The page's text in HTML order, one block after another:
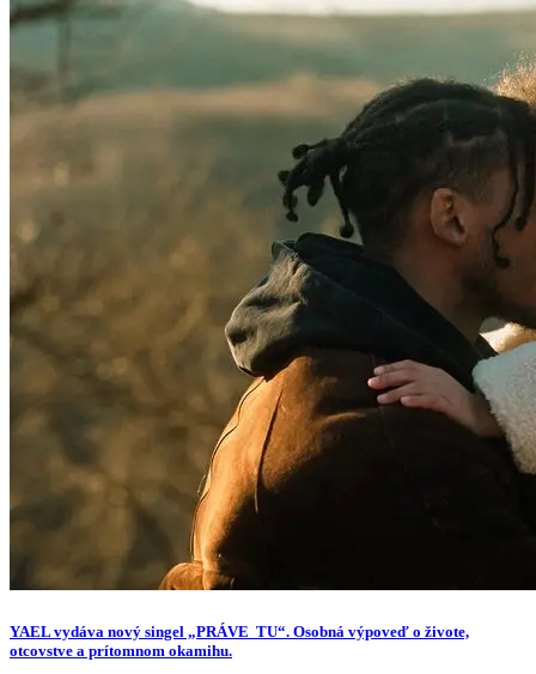
YAEL vydáva nový singel „PRÁVE TU“. Osobná výpoveď o živote,
otcovstve a prítomnom okamihu.